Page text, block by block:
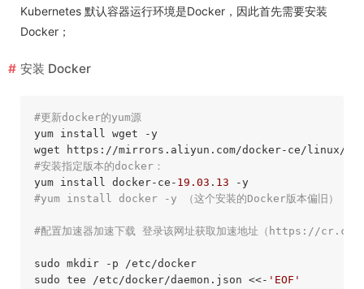
Kubernetes 默认容器运行环境是Docker，因此首先需要安装
Docker；
安装 Docker
#更新docker的yum源
yum install wget -y
#安装指定版本的docker：
yum install docker-ce- 19.03 . 13
-y
#yum install docker -y （这个安装的Docker版本偏旧）
#配置加速器加速下载 登录该网址获取加速地址（https://
sudo mkdir -p /etc/docker
sudo tee /etc/docker/daemon.json <<- 'EOF'